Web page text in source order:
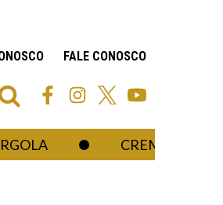
FALE CONOSCO
CREMERS CRITICA